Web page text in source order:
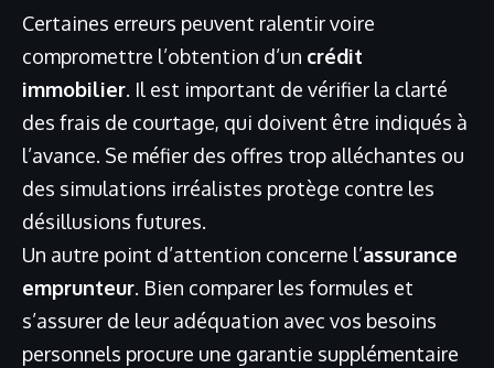
Certaines erreurs peuvent ralentir voire
compromettre l’obtention d’un crédit
immobilier. Il est important de vérifier la clarté
des frais de courtage, qui doivent être indiqués à
l’avance. Se méfier des offres trop alléchantes ou
des simulations irréalistes protège contre les
désillusions futures.
Un autre point d’attention concerne l’assurance
emprunteur. Bien comparer les formules et
s’assurer de leur adéquation avec vos besoins
personnels procure une garantie supplémentaire